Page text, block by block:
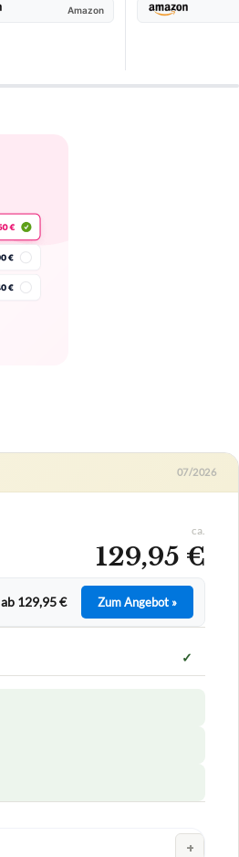
Amazon
07/2026
ca.
129,95 €
ab 129,95 € Zum Angebot »
✓
+